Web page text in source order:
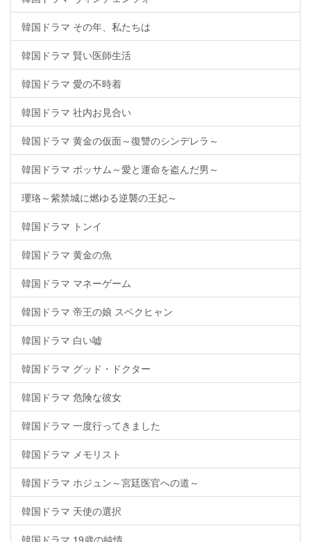
韓国ドラマ その年、私たちは
韓国ドラマ 賢い医師生活
韓国ドラマ 愛の不時着
韓国ドラマ 社内お見合い
韓国ドラマ 黄金の仮面～復讐のシンデレラ～
韓国ドラマ ポッサム～愛と運命を盗んだ男～
瓔珞～紫禁城に燃ゆる逆襲の王妃～
韓国ドラマ トンイ
韓国ドラマ 黄金の魚
韓国ドラマ マネーゲーム
韓国ドラマ 帝王の娘 スベクヒャン
韓国ドラマ 白い嘘
韓国ドラマ グッド・ドクター
韓国ドラマ 危険な彼女
韓国ドラマ 一度行ってきました
韓国ドラマ メモリスト
韓国ドラマ ホジュン～宮廷医官への道～
韓国ドラマ 天使の選択
韓国ドラマ 19歳の純情